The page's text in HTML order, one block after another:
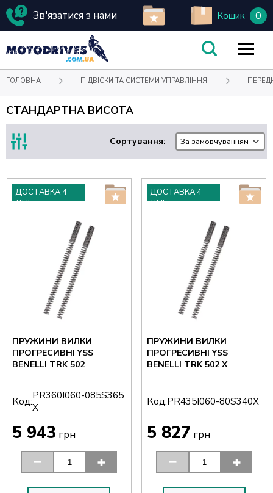
Зв'язатися з нами Кошик 0
ГОЛОВНА ПІДВІСКИ ТА СИСТЕМИ УПРАВЛІННЯ
СТАНДАРТНА ВИСОТА
Сортування: За замовчуванням
ДОСТАВКА 4
ДНІ
ПРУЖИНИ ВИЛКИ
ПРОГРЕСИВНІ YSS
BENELLI TRK 502
Код:PR360I060-085S365
X
5 943 грн
ДОСТАВКА 4
ДНІ
ПРУЖИНИ ВИЛКИ
ПРОГРЕСИВНІ YSS
BENELLI TRK 502 X
Код:PR435I060-80S340X
5 827 грн